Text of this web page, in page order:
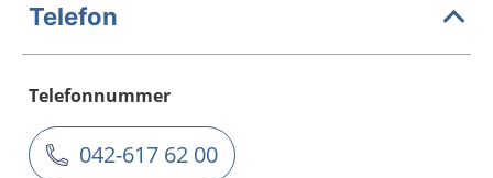
Telefon
Telefonnummer
042-617 62 00